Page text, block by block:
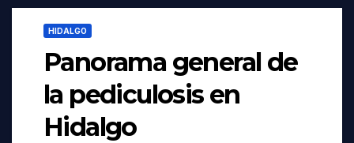
HIDALGO
Panorama general de
la pediculosis en
Hidalgo